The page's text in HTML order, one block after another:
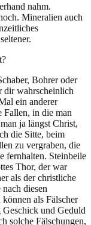
nahm.
Mineralien auch
Bohrer oder
dir wahrscheinlich
ein anderer
Fallen, in die man
ja längst Christ,
die Sitte, beim
zu vergraben, die
fernhalten. Steinbeile
Thor, der war
als der christliche
diesen
als Fälscher
und Geduld
solche Fälschungen,